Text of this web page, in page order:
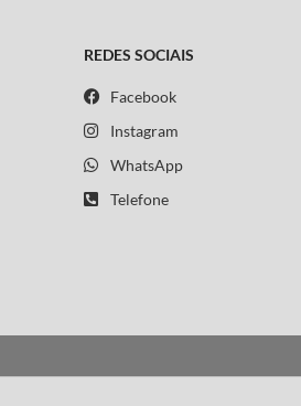
REDES SOCIAIS
Facebook
Instagram
WhatsApp
Telefone